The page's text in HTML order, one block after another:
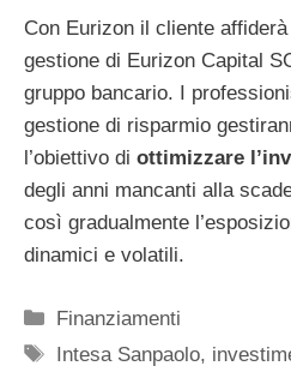
Con Eurizon il cliente
gestione di Eurizon Capital
gruppo bancario. I
gestione di risparmio
l’obiettivo di ottimizzare
degli anni mancanti alla
così gradualmente
dinamici e volatili.
Categorie
Finanziamenti
Tag
Intesa Sanpaolo,